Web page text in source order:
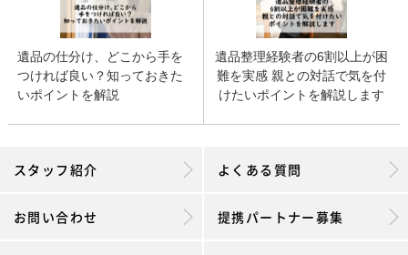
遺品の仕分け、どこから手を
つければ良い？知っておきた
いポイントを解説
遺品整理経験者の6割以上が困
難を実感 親との対話で気を付
けたいポイントを解説します
スタッフ紹介 よくある質問
お問い合わせ 提携パートナー募集